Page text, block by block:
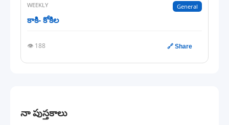
WEEKLY General
కాకి- కోకిల
👁️ 188 🔗 Share
నా పుస్తకాలు